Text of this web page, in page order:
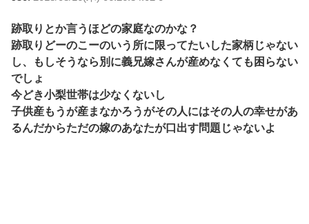
跡取りとか言うほどの家庭なのかな？
跡取りどーのこーのいう所に限ってたいした家柄じゃない
し、もしそうなら別に義兄嫁さんが産めなくても困らない
でしょ
今どき小梨世帯は少なくないし
子供産もうが産まなかろうがその人にはその人の幸せがあ
るんだからただの嫁のあなたが口出す問題じゃないよ